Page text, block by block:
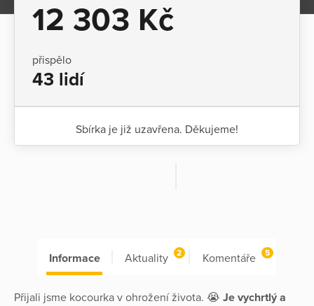
12 303 Kč
přispělo
43 lidí
Sbírka je již uzavřena. Děkujeme!
Informace Aktuality 2 Komentáře 5
Přijali jsme kocourka v ohrožení života. 😭 Je vychrtlý a